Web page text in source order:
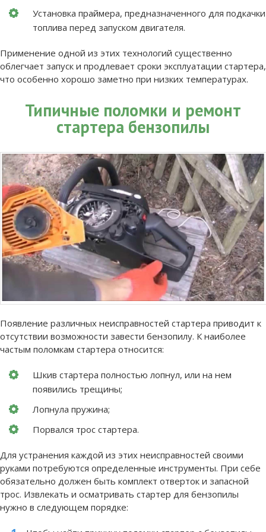
Установка праймера, предназначенного для подкачки
топлива перед запуском двигателя.
Применение одной из этих технологий существенно
облегчает запуск и продлевает сроки эксплуатации стартера,
что особенно хорошо заметно при низких температурах.
Типичные поломки и ремонт
стартера бензопилы
Появление различных неисправностей стартера приводит к
отсутствии возможности завести бензопилу. К наиболее
частым поломкам стартера относится:
Шкив стартера полностью лопнул, или на нем
появились трещины;
Лопнула пружина;
Порвался трос стартера.
Для устранения каждой из этих неисправностей своими
руками потребуются определенные инструменты. При себе
обязательно должен быть комплект отверток и запасной
трос. Извлекать и осматривать стартер для бензопилы
нужно в следующем порядке: